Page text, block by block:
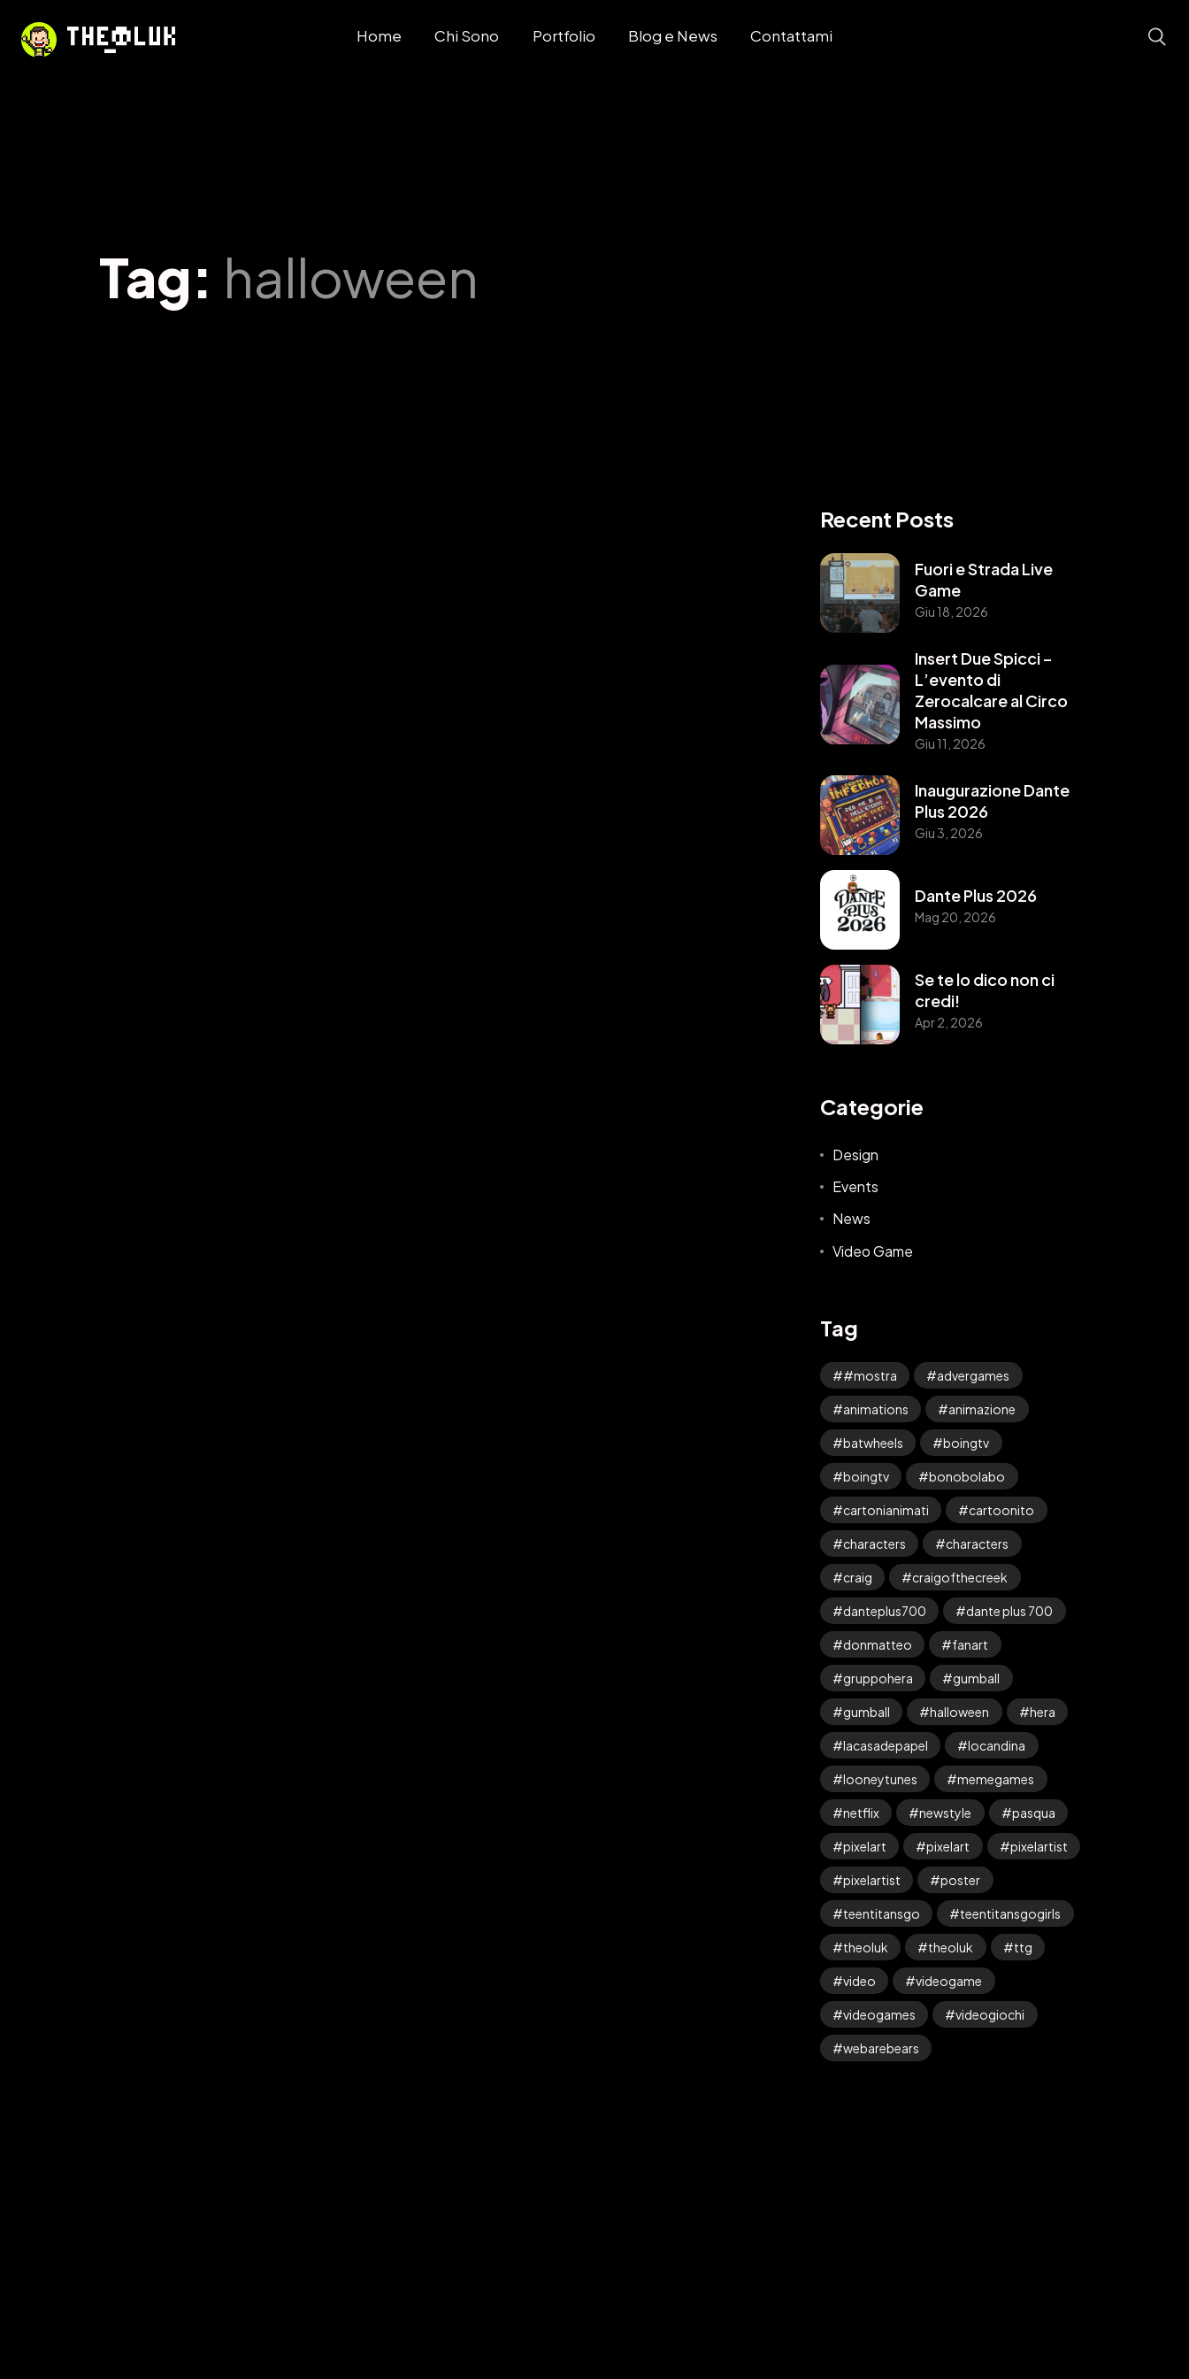
Home Chi Sono Portfolio Blog e News Contattami
Tag: halloween
Recent Posts
Fuori e Strada Live
Game
Giu 18, 2026
Insert Due Spicci –
L’evento di
Zerocalcare al Circo
Massimo
Giu 11, 2026
Inaugurazione Dante
Plus 2026
Giu 3, 2026
Dante Plus 2026
Mag 20, 2026
Se te lo dico non ci
credi!
Apr 2, 2026
Categorie
Design
Events
News
Video Game
Tag
#mostra advergames
animations animazione
batwheels boingtv
boingtv bonobolabo
cartonianimati cartoonito
characters characters
craig craigofthecreek
danteplus700 dante plus 700
donmatteo fanart
gruppohera gumball
gumball halloween hera
lacasadepapel locandina
looneytunes memegames
netflix newstyle pasqua
pixelart pixelart pixelartist
pixelartist poster
teentitansgo teentitansgogirls
theoluk theoluk ttg
video videogame
videogames videogiochi
webarebears